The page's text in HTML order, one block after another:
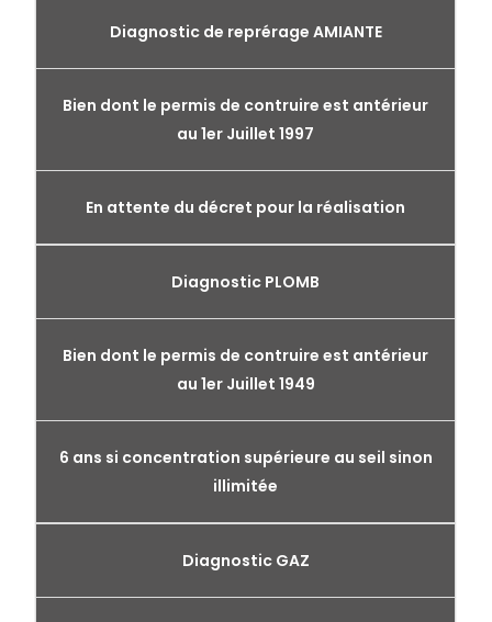
Diagnostic de reprérage AMIANTE
Bien dont le permis de contruire est antérieur
au 1er Juillet 1997
En attente du décret pour la réalisation
Diagnostic PLOMB
Bien dont le permis de contruire est antérieur
au 1er Juillet 1949
6 ans si concentration supérieure au seil sinon
illimitée
Diagnostic GAZ